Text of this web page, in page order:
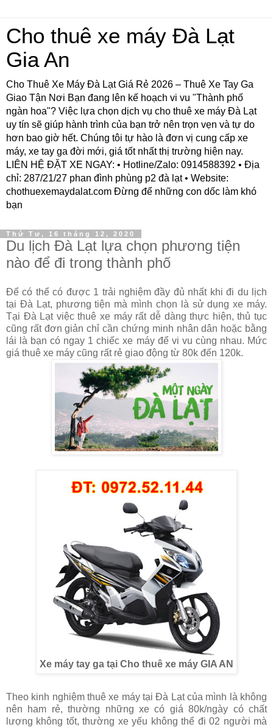
Cho thuê xe máy Đà Lạt
Gia An
Cho Thuê Xe Máy Đà Lạt Giá Rẻ 2026 – Thuê Xe Tay Ga
Giao Tận Nơi Bạn đang lên kế hoạch vi vu "Thành phố
ngàn hoa"? Việc lựa chọn dịch vụ cho thuê xe máy Đà Lạt
uy tín sẽ giúp hành trình của bạn trở nên trọn vẹn và tự do
hơn bao giờ hết. Chúng tôi tự hào là đơn vị cung cấp xe
máy, xe tay ga đời mới, giá tốt nhất thị trường hiện nay.
LIÊN HỆ ĐẶT XE NGAY: • Hotline/Zalo: 0914588392 • Địa
chỉ: 287/21/27 phan đình phùng p2 đà lạt • Website:
chothuexemaydalat.com Đừng để những con dốc làm khó
bạn
Thứ Tư, 16 tháng 12, 2020
Du lịch Đà Lạt lựa chọn phương tiện
nào để đi trong thành phố
Để có thể có được 1 trải nghiệm đầy đủ nhất khi đi du lịch
tại Đà Lạt, phương tiện mà mình chọn là sử dụng xe máy.
Tại Đà Lạt việc thuê xe máy rất dễ dàng thực hiện, thủ tục
cũng rất đơn giản chỉ cần chứng minh nhân dân hoặc bằng
lái là bạn có ngay 1 chiếc xe máy để vi vu cùng nhau. Mức
giá thuê xe máy cũng rất rẻ giao động từ 80k đến 120k.
Xe máy tay ga tại Cho thuê xe máy GIA AN
Theo kinh nghiệm thuê xe máy tại Đà Lạt của mình là không
nên ham rẻ, thường những xe có giá 80k/ngày có chất
lượng không tốt, thường xe yếu không thể đi 02 người mà